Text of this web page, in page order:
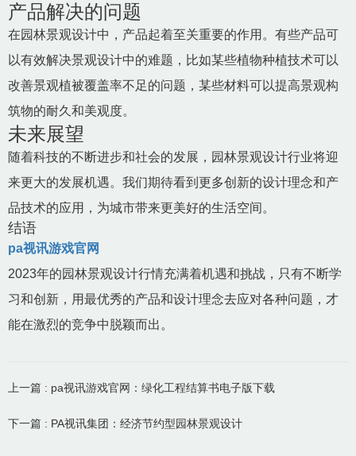
产品解决的问题
在园林景观设计中，产品起着至关重要的作用。有些产品可
以有效解决景观设计中的难题，比如某些植物种植技术可以
改善景观植被覆盖率不足的问题，某些材料可以提高景观构
筑物的耐久和美观度。
未来展望
随着科技的不断进步和社会的发展，园林景观设计行业将迎
来更大的发展机遇。我们期待看到更多创新的设计理念和产
品技术的应用，为城市带来更美好的生活空间。
结语
pa视讯游戏官网
2023年的园林景观设计行情充满着机遇和挑战，只有不断学
习和创新，用最优秀的产品和设计理念去应对各种问题，才
能在激烈的竞争中脱颖而出。
上一篇 : pa视讯游戏官网：绿化工程结算书电子版下载
下一篇 : PA视讯集团：经济节约型园林景观设计